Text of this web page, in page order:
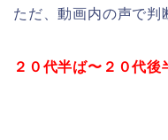
ただ、動画内の声で判
２０代半ば〜 ２０代後